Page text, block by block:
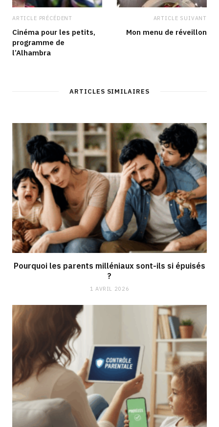
ARTICLE PRÉCÉDENT
Cinéma pour les petits,
programme de
l’Alhambra
ARTICLE SUIVANT
Mon menu de réveillon
ARTICLES SIMILAIRES
Pourquoi les parents milléniaux sont-ils si épuisés
?
1 AVRIL 2026